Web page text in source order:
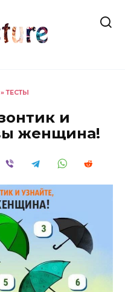
»ТЕСТЫ
и
женщина!